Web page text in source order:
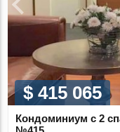
$ 415 065
Кондоминиум с 2